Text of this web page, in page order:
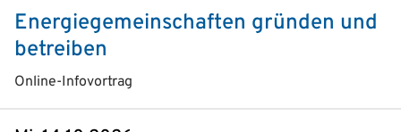
Energiegemeinschaften gründen und
betreiben
Online-Infovortrag